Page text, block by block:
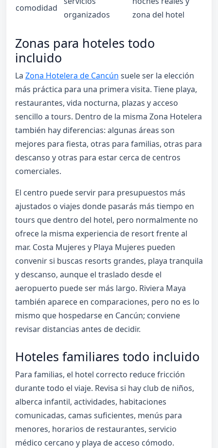
comodidad
organizados
zona del hotel
Zonas para hoteles todo
incluido
La Zona Hotelera de Cancún suele ser la elección
más práctica para una primera visita. Tiene playa,
restaurantes, vida nocturna, plazas y acceso
sencillo a tours. Dentro de la misma Zona Hotelera
también hay diferencias: algunas áreas son
mejores para fiesta, otras para familias, otras para
descanso y otras para estar cerca de centros
comerciales.
El centro puede servir para presupuestos más
ajustados o viajes donde pasarás más tiempo en
tours que dentro del hotel, pero normalmente no
ofrece la misma experiencia de resort frente al
mar. Costa Mujeres y Playa Mujeres pueden
convenir si buscas resorts grandes, playa tranquila
y descanso, aunque el traslado desde el
aeropuerto puede ser más largo. Riviera Maya
también aparece en comparaciones, pero no es lo
mismo que hospedarse en Cancún; conviene
revisar distancias antes de decidir.
Hoteles familiares todo incluido
Para familias, el hotel correcto reduce fricción
durante todo el viaje. Revisa si hay club de niños,
alberca infantil, actividades, habitaciones
comunicadas, camas suficientes, menús para
menores, horarios de restaurantes, servicio
médico cercano y playa de acceso cómodo.